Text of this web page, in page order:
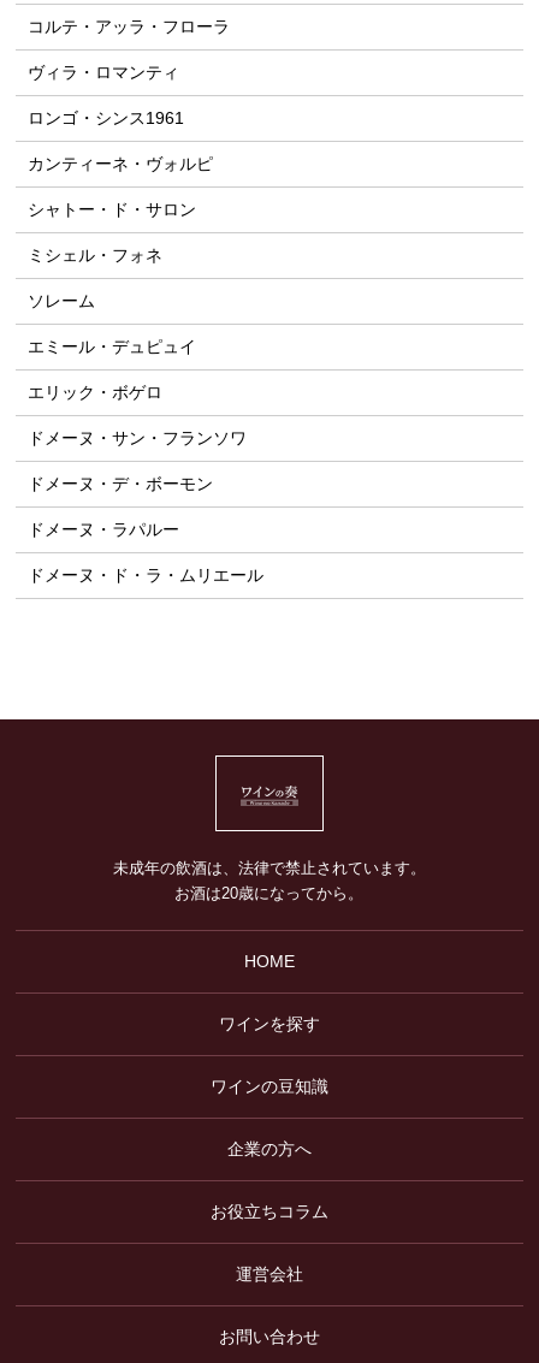
コルテ・アッラ・フローラ
ヴィラ・ロマンティ
ロンゴ・シンス1961
カンティーネ・ヴォルピ
シャトー・ド・サロン
ミシェル・フォネ
ソレーム
エミール・デュピュイ
エリック・ボゲロ
ドメーヌ・サン・フランソワ
ドメーヌ・デ・ボーモン
ドメーヌ・ラパルー
ドメーヌ・ド・ラ・ムリエール
未成年の飲酒は、法律で禁止されています。
お酒は20歳になってから。
HOME
ワインを探す
ワインの豆知識
企業の方へ
お役立ちコラム
運営会社
お問い合わせ